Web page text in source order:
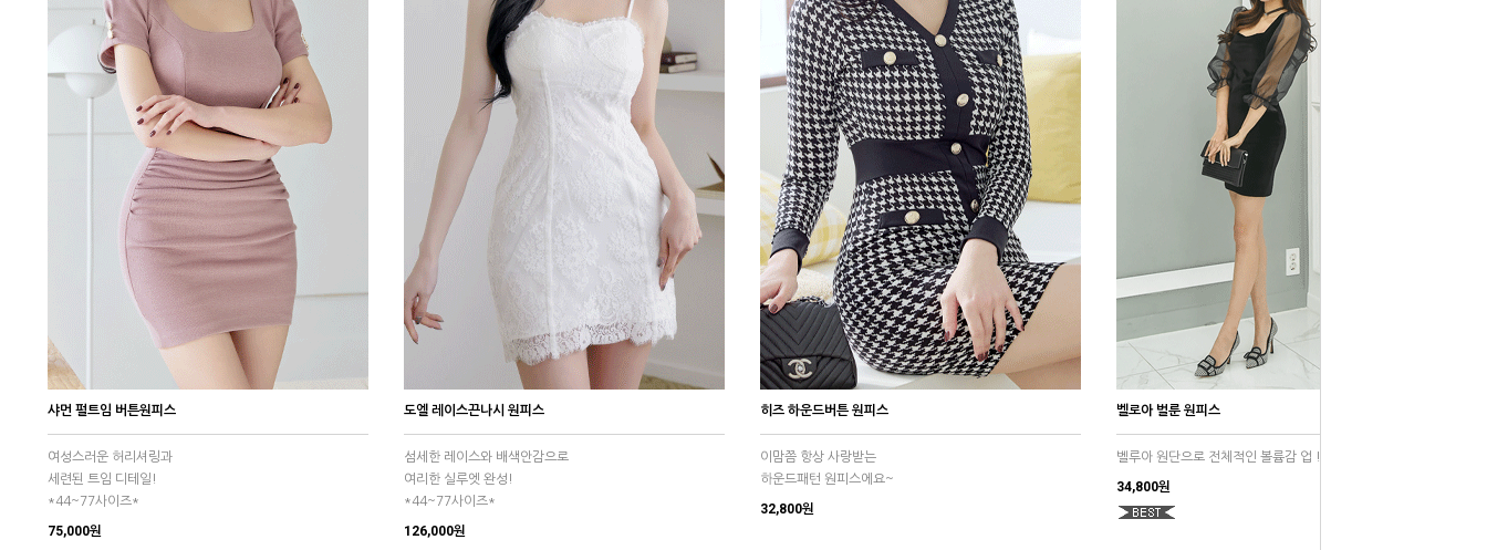
샤먼 펄트임 버튼원피스
여성스러운 허리셔링과
세련된 트임 디테일!
*44~77사이즈*
75,000원
도엘 레이스끈나시 원피스
섬세한 레이스와 배색안감으로
여리한 실루엣 완성!
*44~77사이즈*
126,000원
히즈 하운드버튼 원피스
이맘쯤 항상 사랑받는
하운드패턴 원피스에요~
32,800원
벨로아 벌룬 원피스
벨루아 원단으로 전체적인 볼륨감 업 !
34,800원